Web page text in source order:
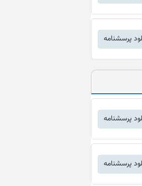
پرسشنامه
پرسشنامه
پرسشنامه